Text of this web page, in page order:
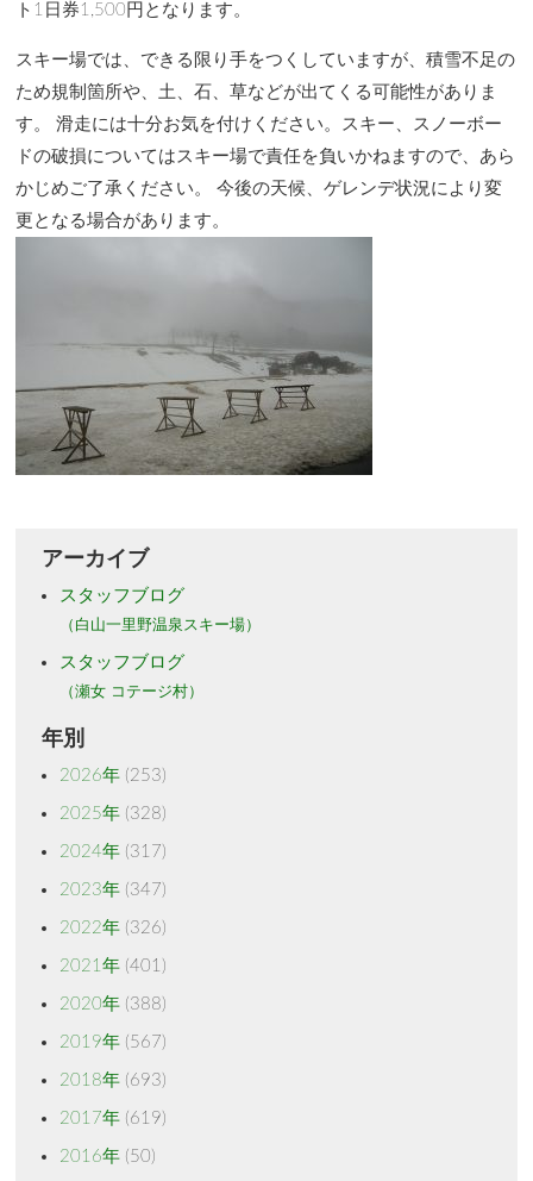
ト1日券1,500円となります。
スキー場では、できる限り手をつくしていますが、積雪不足の
ため規制箇所や、土、石、草などが出てくる可能性がありま
す。 滑走には十分お気を付けください。スキー、スノーボー
ドの破損についてはスキー場で責任を負いかねますので、あら
かじめご了承ください。 今後の天候、ゲレンデ状況により変
更となる場合があります。
アーカイブ
スタッフブログ
（白山一里野温泉スキー場）
スタッフブログ
（瀬女 コテージ村）
年別
2026年(253)
2025年(328)
2024年(317)
2023年(347)
2022年(326)
2021年(401)
2020年(388)
2019年(567)
2018年(693)
2017年(619)
2016年(50)